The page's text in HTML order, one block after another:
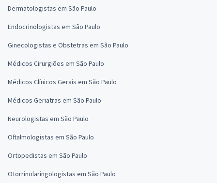
Dermatologistas em São Paulo
Endocrinologistas em São Paulo
Ginecologistas e Obstetras em São Paulo
Médicos Cirurgiões em São Paulo
Médicos Clínicos Gerais em São Paulo
Médicos Geriatras em São Paulo
Neurologistas em São Paulo
Oftalmologistas em São Paulo
Ortopedistas em São Paulo
Otorrinolaringologistas em São Paulo